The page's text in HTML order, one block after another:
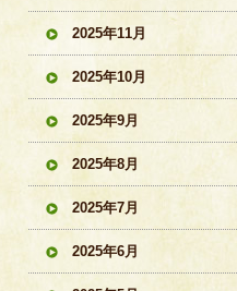
2025年11月
2025年10月
2025年9月
2025年8月
2025年7月
2025年6月